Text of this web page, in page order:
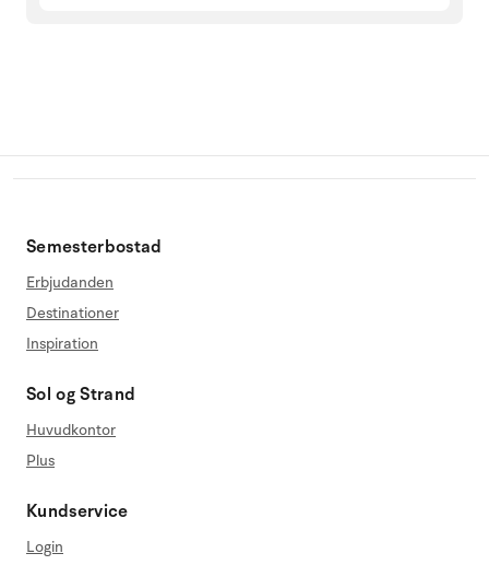
Semesterbostad
Erbjudanden
Destinationer
Inspiration
Sol og Strand
Huvudkontor
Plus
Kundservice
Login